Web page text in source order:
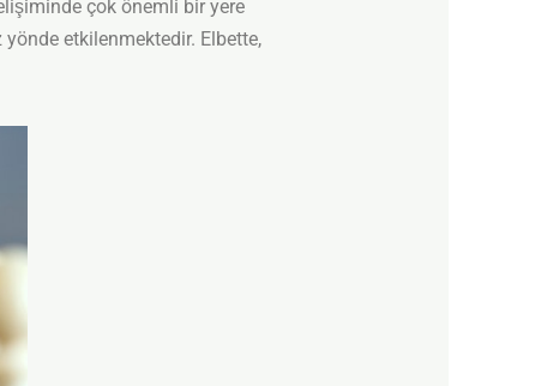
çok önemli bir yere
etkilenmektedir. Elbette,